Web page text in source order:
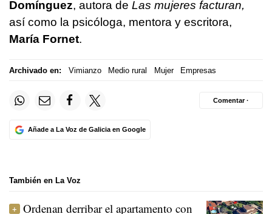
Domínguez, autora de Las mujeres facturan,
así como la psicóloga, mentora y escritora,
María Fornet.
Archivado en: Vimianzo Medio rural Mujer Empresas
Añade a La Voz de Galicia en Google
Comentar ·
También en La Voz
Ordenan derribar el apartamento con